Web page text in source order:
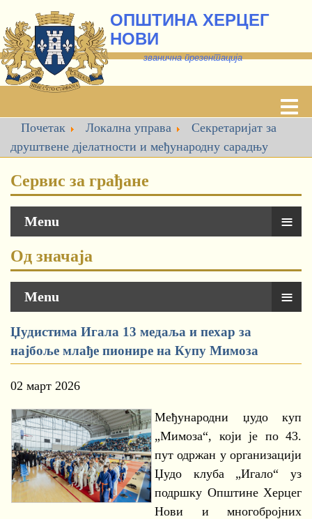
ОПШТИНА ХЕРЦЕГ
НОВИ
званична презентација
Почетак Локална управа
Секретаријат за
друштвене дјелатности и међународну сарадњу
Сервис за грађане
Menu ≡
Од значаја
Menu ≡
Џудистима Игала 13 медаља и пехар за
најбоље млађе пионире на Купу Мимоза
02 март 2026
Међународни џудо куп
„Мимоза“, који је по 43.
пут одржан у организацији
Џудо клуба „Игало“ уз
подршку Општине Херцег
Нови и многобројних